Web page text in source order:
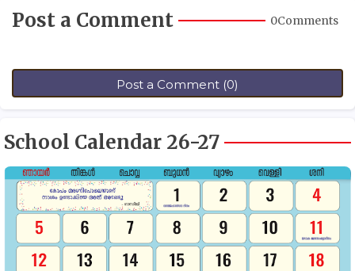
Post a Comment 0Comments
Post a Comment (0)
School Calendar 26-27